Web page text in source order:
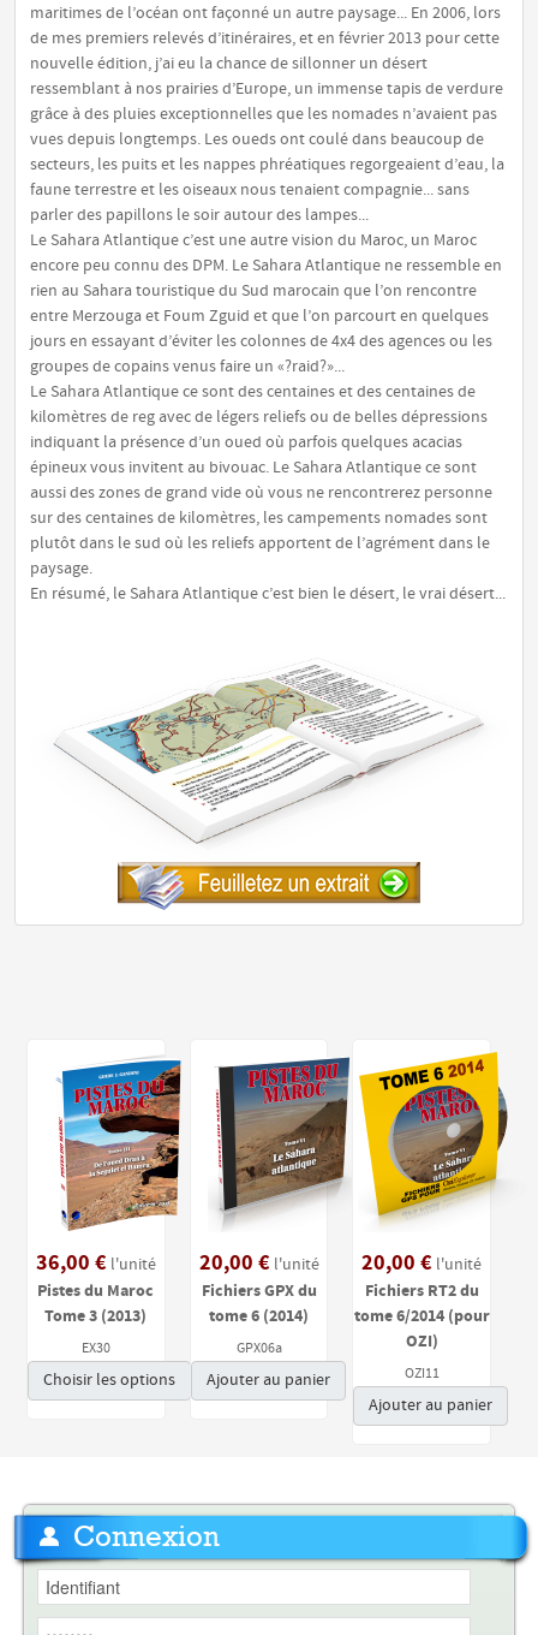
maritimes de l’océan ont façonné un autre paysage... En 2006, lors
de mes premiers relevés d’itinéraires, et en février 2013 pour cette
nouvelle édition, j’ai eu la chance de sillonner un désert
ressemblant à nos prairies d’Europe, un immense tapis de verdure
grâce à des pluies exceptionnelles que les nomades n’avaient pas
vues depuis longtemps. Les oueds ont coulé dans beaucoup de
secteurs, les puits et les nappes phréatiques regorgeaient d’eau, la
faune terrestre et les oiseaux nous tenaient compagnie... sans
parler des papillons le soir autour des lampes...
Le Sahara Atlantique c’est une autre vision du Maroc, un Maroc
encore peu connu des DPM. Le Sahara Atlantique ne ressemble en
rien au Sahara touristique du Sud marocain que l’on rencontre
entre Merzouga et Foum Zguid et que l’on parcourt en quelques
jours en essayant d’éviter les colonnes de 4x4 des agences ou les
groupes de copains venus faire un «?raid?»...
Le Sahara Atlantique ce sont des centaines et des centaines de
kilomètres de reg avec de légers reliefs ou de belles dépressions
indiquant la présence d’un oued où parfois quelques acacias
épineux vous invitent au bivouac. Le Sahara Atlantique ce sont
aussi des zones de grand vide où vous ne rencontrerez personne
sur des centaines de kilomètres, les campements nomades sont
plutôt dans le sud où les reliefs apportent de l’agrément dans le
paysage.
En résumé, le Sahara Atlantique c’est bien le désert, le vrai désert...
36,00 € l'unité
Pistes du Maroc
Tome 3 (2013)
EX30
Choisir les options
20,00 € l'unité
Fichiers GPX du
tome 6 (2014)
GPX06a
Ajouter au panier
20,00 € l'unité
Fichiers RT2 du
tome 6/2014 (pour
OZI)
OZI11
Ajouter au panier
Connexion